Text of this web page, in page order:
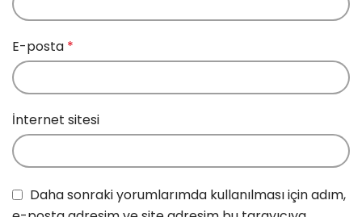
E-posta *
İnternet sitesi
Daha sonraki yorumlarımda kullanılması için adım,